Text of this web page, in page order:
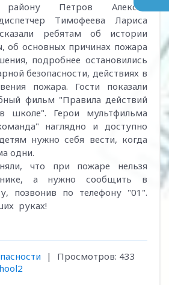
району Петров Алексей
Тимофеева Лариса
ребятам об истории
об основных причинах пожара
подробнее остановились
безопасности, действиях в
пожара. Гости показали
фильм "Правила действий
школе". Герои мультфильма
наглядно и доступно
нужно себя вести, когда
одни.
что при пожаре нельзя
а нужно сообщить в
позвонив по телефону "01".
руках!
| Просмотров: 433